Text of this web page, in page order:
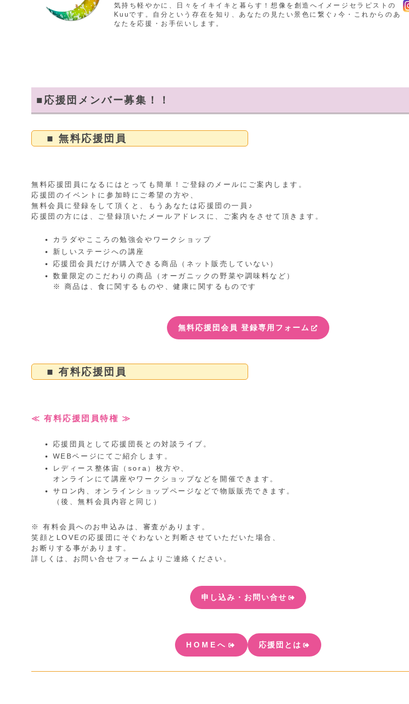
気持ち軽やかに、日々をイキイキと暮らす！想像を創造へイメージセラピストの
Kuuです。自分という存在を知り、あなたの見たい景色に繋ぐ♪今・これからのあ
なたを応援・お手伝いします。
■応援団メンバー募集！！
■ 無料応援団員
無料応援団員になるにはとっても簡単！ご登録のメールにご案内します。
応援団のイベントに参加時にご希望の方や、
無料会員に登録をして頂くと、もうあなたは応援団の一員♪
応援団の方には、ご登録頂いたメールアドレスに、ご案内をさせて頂きます。
カラダやこころの勉強会やワークショップ
新しいステージへの講座
応援団会員だけが購入できる商品（ネット販売していない）
数量限定のこだわりの商品（オーガニックの野菜や調味料など）
※ 商品は、食に関するものや、健康に関するものです
無料応援団会員 登録専用フォーム
■ 有料応援団員
≪ 有料応援団員特権 ≫
応援団員として応援団長との対談ライブ。
WEBページにてご紹介します。
レディース整体宙（sora）枚方や、
オンラインにて講座やワークショップなどを開催できます。
サロン内、オンラインショップページなどで物販販売できます。
（後、無料会員内容と同じ）
※ 有料会員へのお申込みは、審査があります。
笑顔とLOVEの応援団にそぐわないと判断させていただいた場合、
お断りする事があります。
詳しくは、お問い合せフォームよりご連絡ください。
申し込み・お問い合せ
HOMEへ 応援団とは